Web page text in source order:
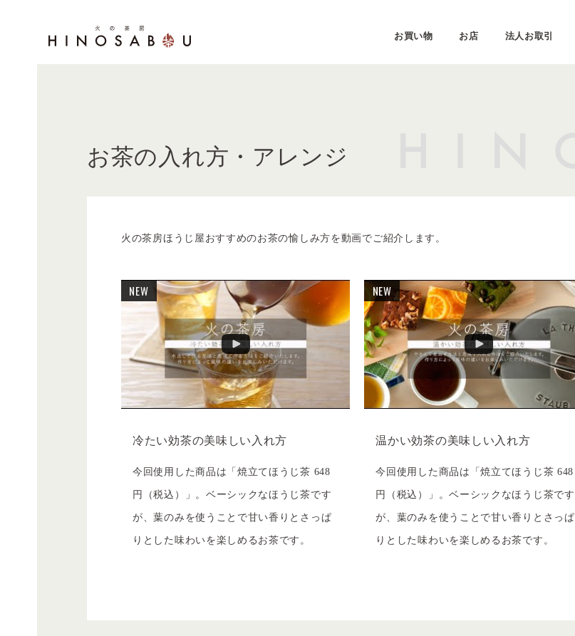
お買い物 お店 法人お取引
お茶の入れ方・アレンジ
火の茶房ほうじ屋おすすめのお茶の愉しみ方を動画でご紹介します。
NEW
冷たい効茶の美味しい入れ方
今回使用した商品は「焼立てほうじ茶 648
円（税込）」。ベーシックなほうじ茶です
が、葉のみを使うことで甘い香りとさっぱ
りとした味わいを楽しめるお茶です。
NEW
温かい効茶の美味しい入れ方
今回使用した商品は「焼立てほうじ茶 648
円（税込）」。ベーシックなほうじ茶です
が、葉のみを使うことで甘い香りとさっぱ
りとした味わいを楽しめるお茶です。